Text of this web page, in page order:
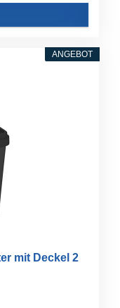
ANGEBOT
mit Deckel 2